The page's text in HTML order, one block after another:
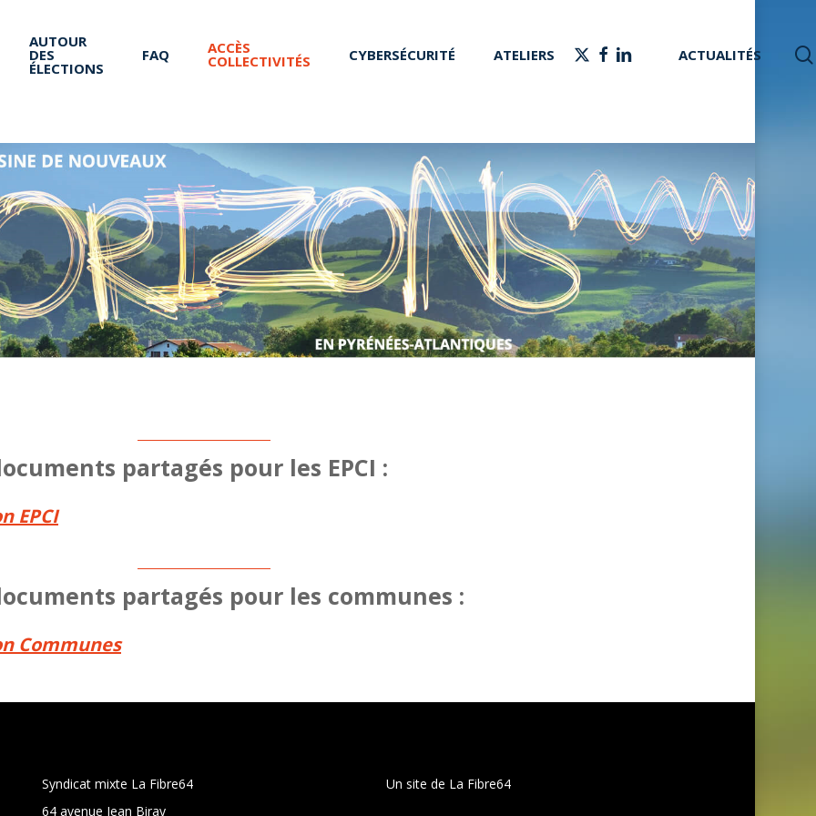
AUTOUR
DES
ÉLECTIONS
FAQ ACCÈS
COLLECTIVITÉS CYBERSÉCURITÉ ATELIERS ACTUALITÉS
X-
TWITTER
FACEBOOK
LINKEDIN
partagés pour les EPCI :
EPCI
partagés pour les communes :
Communes
Syndicat mixte La Fibre64
64 avenue Jean Biray
Un site de La Fibre64